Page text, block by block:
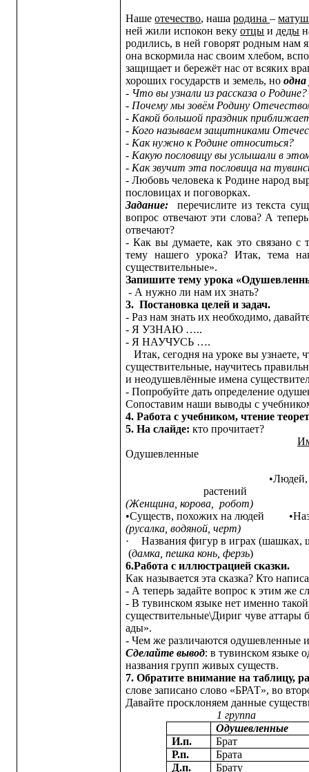
Нашеотечество, нашародина–
ней жили испокон векуотцы и деды
родились, в ней говорят родным нам
она вскормила нас своим хлебом,
защищает и бережёт нас от всяких
хороших государств и земель, ноодна
- Что вы узнали из рассказа о Родине?
- Почему мы зовём Родину
- Какой большой праздник
- Кого называем защитниками
- Как нужно к Родине относиться?
- Какую пословицу вы услышали в
- Как звучит эта пословица на
- Любовь человека к Родине народ
пословицах и поговорках.
Задание:перечислите из текста
вопрос отвечают эти слова? А
отвечают?
- Как вы думаете, как это связано с
тему нашего урока? Итак, тема
существительные».
Запишите тему урока
- А нужно ли нам их знать?
3. Постановка целей и
- Раз нам знать их необходимо,
- Я УЗНАЮ …..
- Я НАУЧУСЬ ….
Итак, сегодня на уроке вы узнаете,
существительные,научитесь
и неодушевлённые имена
- Попробуйте дать определение
Сопоставим наши выводы с
4. Работа с учебником, чтение
5. На слайде: кто прочитает?
Одушевленные
(Женщина, корова, робот)
•Существ, похожих на людей
(русалка, водяной, черт)
·
Названия фигур в играх (шашках,
(дамка, пешка конь, ферзь)
6.Работа с иллюстрацией сказки.
Как называется эта сказка? Кто
- А теперь задайте вопрос к этим же
- В тувинском языке нет именно
существительные\Дириг чуве аттары
ады».
- Чем же различаются одушевленные
Сделайте вывод: в тувинском языке
названия групп живых существ.
7.Обратите внимание на таблицу,
слове записано слово «БРАТ», во
Давайте просклоняем данные
1 группа 2
Одушевленные
И.п.
Брат
Р.п.
Брата
Д.п.
Брату